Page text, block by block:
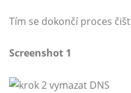
Tím se dokončí proces
Screenshot 1